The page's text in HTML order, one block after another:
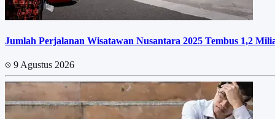
Jumlah Perjalanan Wisatawan Nusantara 2025 Tembus 1,2
9 Agustus 2026